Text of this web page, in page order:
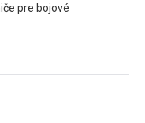
pre bojové